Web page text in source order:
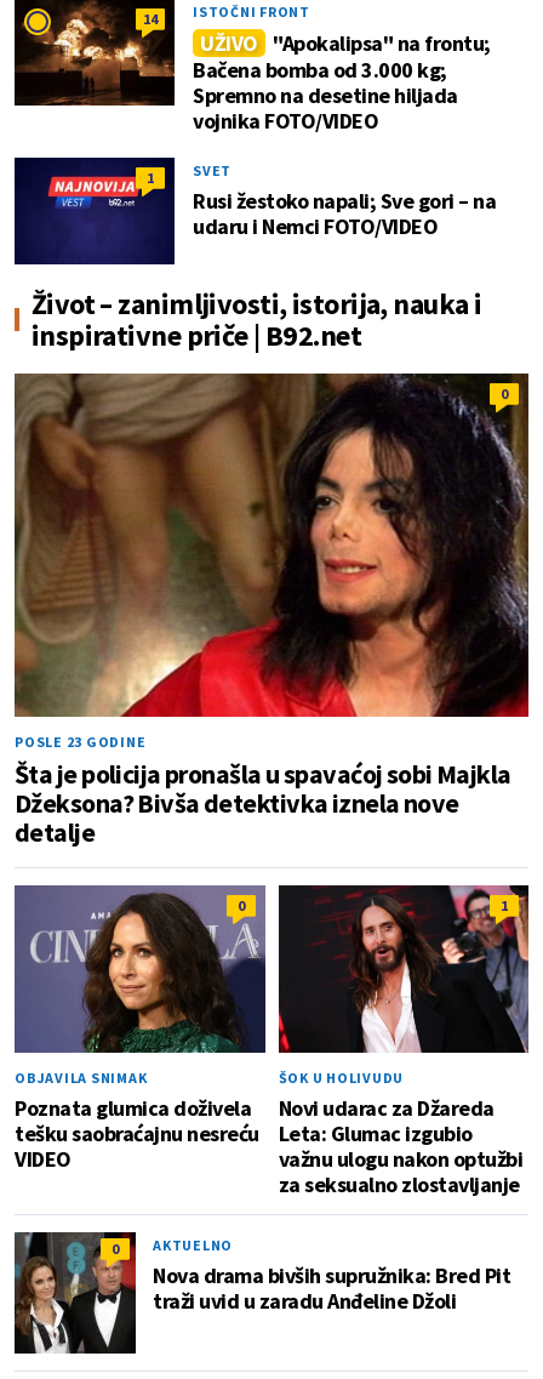
14 ISTOČNI FRONT
UŽIVO "Apokalipsa" na frontu;
Bačena bomba od 3.000 kg;
Spremno na desetine hiljada
vojnika FOTO/VIDEO
1 SVET
Rusi žestoko napali; Sve gori – na
udaru i Nemci FOTO/VIDEO
Život – zanimljivosti, istorija, nauka i
inspirativne priče | B92.net
0
POSLE 23 GODINE
Šta je policija pronašla u spavaćoj sobi Majkla
Džeksona? Bivša detektivka iznela nove
detalje
0
OBJAVILA SNIMAK
Poznata glumica doživela
tešku saobraćajnu nesreću
VIDEO
1
ŠOK U HOLIVUDU
Novi udarac za Džareda
Leta: Glumac izgubio
važnu ulogu nakon optužbi
za seksualno zlostavljanje
0 AKTUELNO
Nova drama bivših supružnika: Bred Pit
traži uvid u zaradu Anđeline Džoli